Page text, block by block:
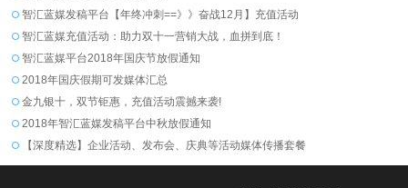
智汇蓝媒发稿平台【年终冲刺==》》奋战12月】充值活动
智汇蓝媒充值活动：助力双十一营销大战，血拼到底！
智汇蓝媒平台2018年国庆节放假通知
2018年国庆假期可发媒体汇总
金九银十，双节钜惠，充值活动震撼来袭!
2018年智汇蓝媒发稿平台中秋放假通知
【深度精选】企业活动、发布会、庆典等活动媒体传播套餐